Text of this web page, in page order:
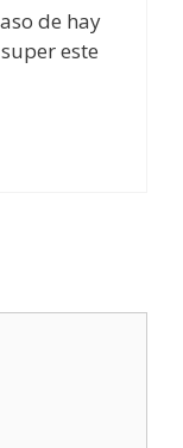
de hay
este